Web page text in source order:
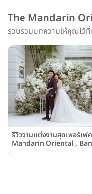
The Mandarin
รวบรวมบทความให้คุณไว้ที่
รีวิวงานแต่งงานสุดเพอร์เฟ
Mandarin Oriental ,